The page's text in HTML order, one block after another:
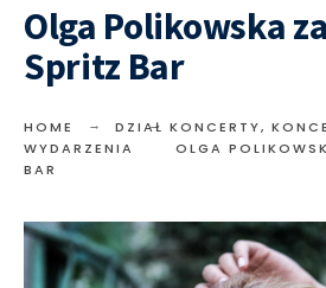
Olga Polikowska
Spritz Bar
HOME DZIAŁ KONCERTY,
WYDARZENIA
OLGA
BAR